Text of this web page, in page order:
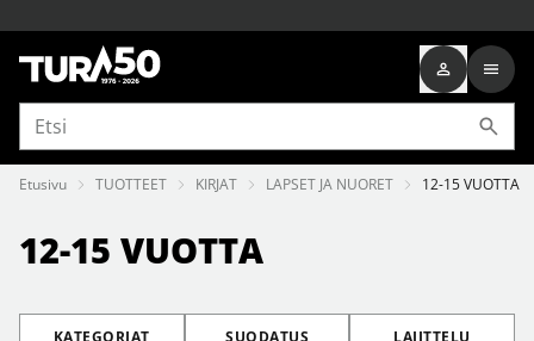
Etusivu TUOTTEET KIRJAT LAPSET JA NUORET 12-15 VUOTTA
12-15 VUOTTA
KATEGORIAT SUODATUS LAJITTELU